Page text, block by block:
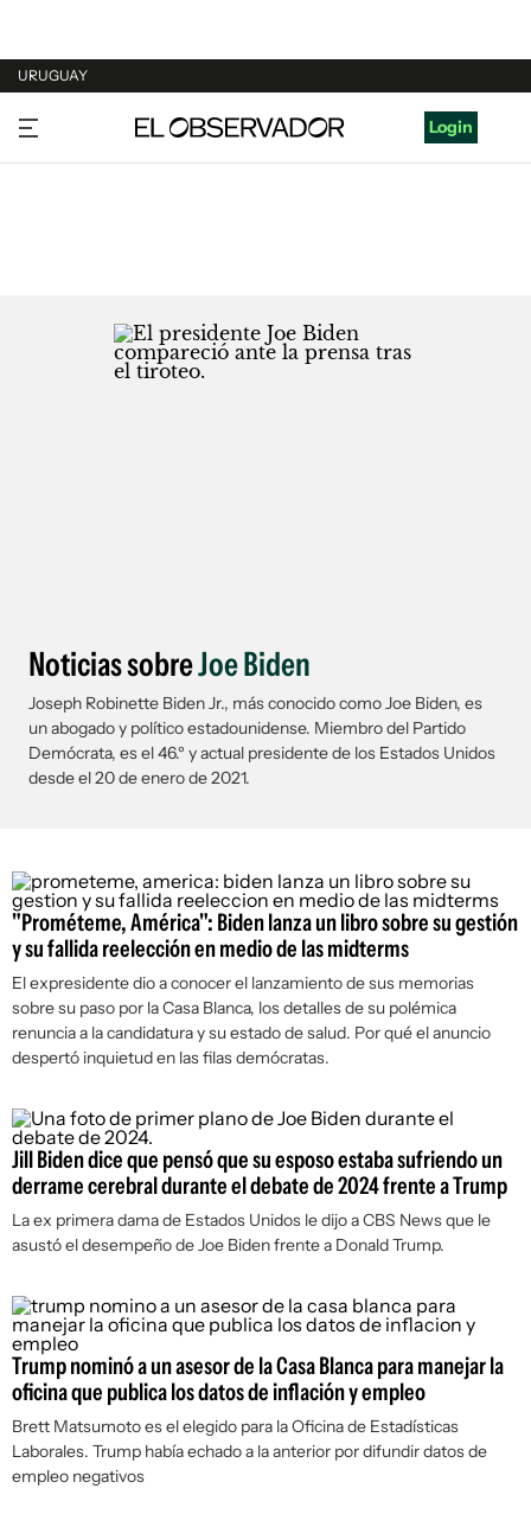
URUGUAY
URUGUAY
ARGENTINA
Login
Noticias sobreJoe Biden
Joseph Robinette Biden Jr., más conocido como Joe Biden, es
un abogado y político estadounidense. Miembro del Partido
Demócrata, es el 46.º y actual presidente de los Estados Unidos
desde el 20 de enero de 2021.
"Prométeme, América": Biden lanza un libro sobre su gestión
y su fallida reelección en medio de las midterms
El expresidente dio a conocer el lanzamiento de sus memorias
sobre su paso por la Casa Blanca, los detalles de su polémica
renuncia a la candidatura y su estado de salud. Por qué el anuncio
despertó inquietud en las filas demócratas.
Jill Biden dice que pensó que su esposo estaba sufriendo un
derrame cerebral durante el debate de 2024 frente a Trump
La ex primera dama de Estados Unidos le dijo a CBS News que le
asustó el desempeño de Joe Biden frente a Donald Trump.
Trump nominó a un asesor de la Casa Blanca para manejar la
oficina que publica los datos de inflación y empleo
Brett Matsumoto es el elegido para la Oficina de Estadísticas
Laborales. Trump había echado a la anterior por difundir datos de
empleo negativos